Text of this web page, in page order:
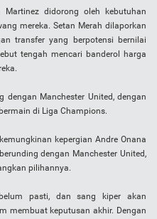
Martinez didorong oleh kebutuhan
mereka. Setan Merah dilaporkan
transfer yang berpotensi bernilai
tengah mencari banderol harga
dengan Manchester United, dengan
di Liga Champions.
kepergian Andre Onana
dengan Manchester United,
pilihannya.
pasti, dan sang kiper akan
membuat keputusan akhir. Dengan